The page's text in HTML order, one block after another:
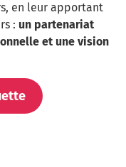
en leur apportant
: un partenariat
et une vision